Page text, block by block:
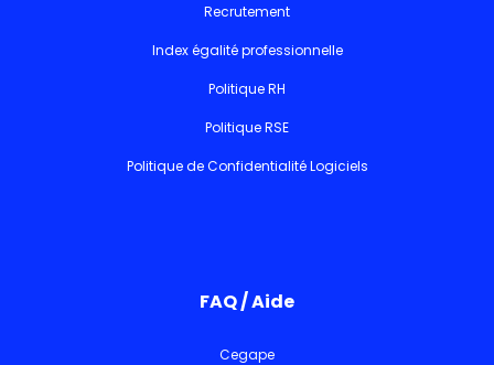
Recrutement
Index égalité professionnelle
Politique RH
Politique RSE
Politique de Confidentialité Logiciels
FAQ / Aide
Cegape